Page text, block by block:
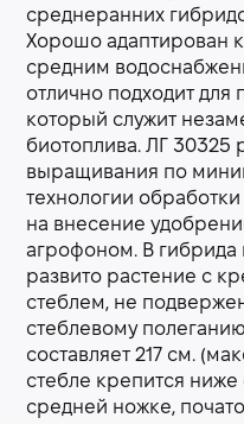
среднеранних
Хорошо адаптирован
средним
отлично подходит для
который служит
биотоплива. ЛГ 30325
выращивания по
технологии
на внесение
агрофоном. В
развито растение с
стеблем, не
стеблевому
составляет 217 см.
стебле крепится
средней ножке,